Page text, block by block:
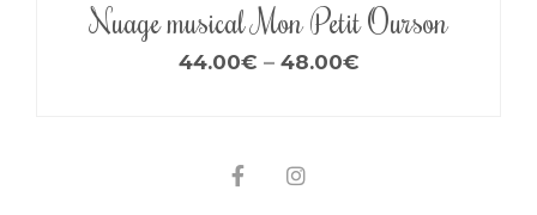
Nuage musical Mon Petit Ourson
44.00€ – 48.00€